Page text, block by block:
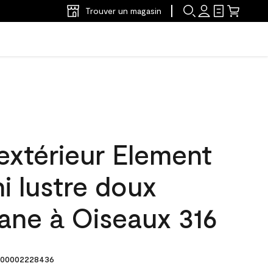
Trouver un magasin
Element
lustre doux
à Oiseaux 316